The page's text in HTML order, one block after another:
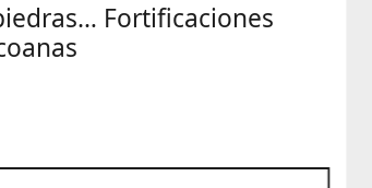
Fortificaciones